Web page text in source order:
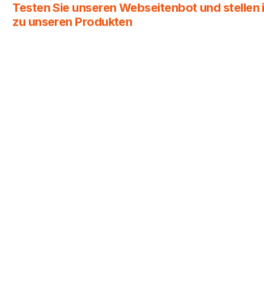
Testen Sie unseren Webseitenbot und stellen
zu unseren Produkten